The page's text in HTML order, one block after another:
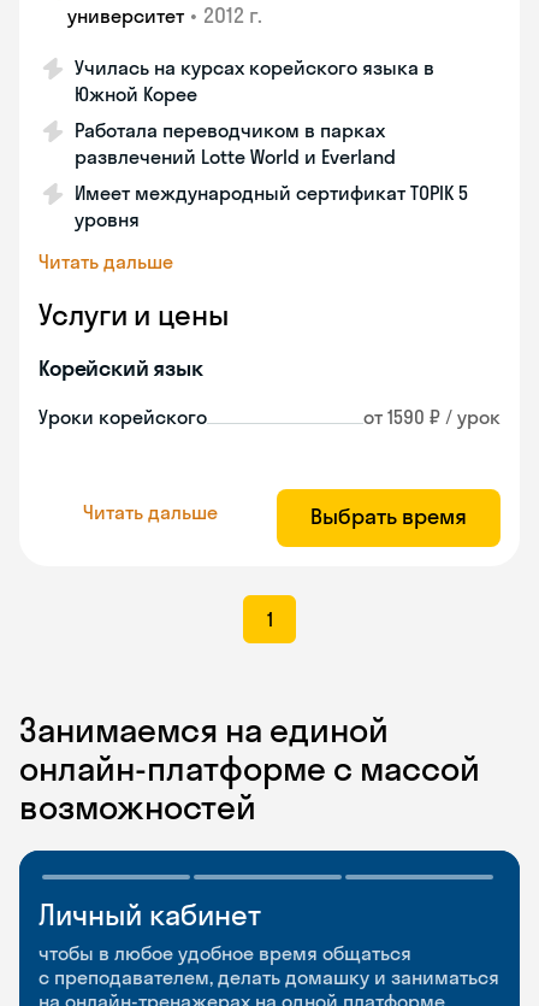
университет • 2012 г.
Училась на курсах корейского языка в
Южной Корее
Работала переводчиком в парках
развлечений Lotte World и Everland
Имеет международный сертификат TOPIK 5
уровня
Читать дальше
Услуги и цены
Корейский язык
Уроки корейского от 1590 ₽ / урок
Читать дальше Выбрать время
1
Занимаемся на единой
онлайн-платформе с массой
возможностей
Личный кабинет
чтобы в любое удобное время общаться
с преподавателем, делать домашку и заниматься
на онлайн-тренажерах на одной платформе
Мобильное
приложение
чтобы заниматься и изучать новые слова где
Разговорные клубы
и Talks
Групповые занятия для разговорной практики